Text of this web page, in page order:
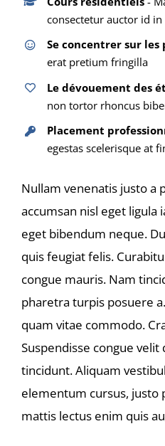
consectetur auctor id in
Se concentrer sur les
erat pretium fringilla
Le dévouement des
non tortor rhoncus
Placement
egestas scelerisque at
Nullam venenatis justo a
accumsan nisl eget ligula
eget bibendum neque.
quis feugiat felis.
congue mauris. Nam
pharetra turpis posuere
quam vitae commodo.
Suspendisse congue
tincidunt. Aliquam
elementum cursus, justo
mattis lectus enim quis